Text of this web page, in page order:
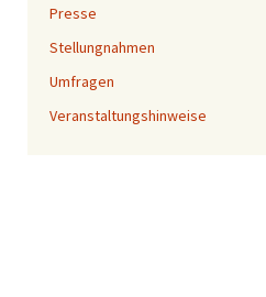
Presse
Stellungnahmen
Umfragen
Veranstaltungshinweise